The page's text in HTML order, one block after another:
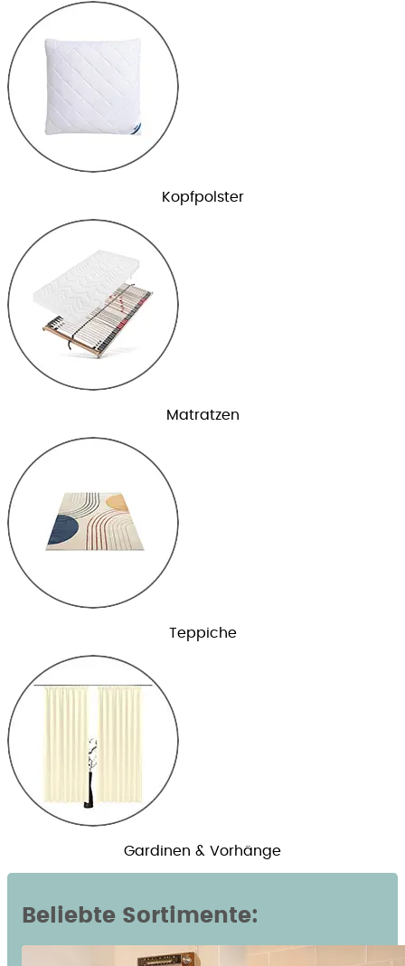
Kopfpolster
Matratzen
Teppiche
Gardinen & Vorhänge
Beliebte Sortimente: